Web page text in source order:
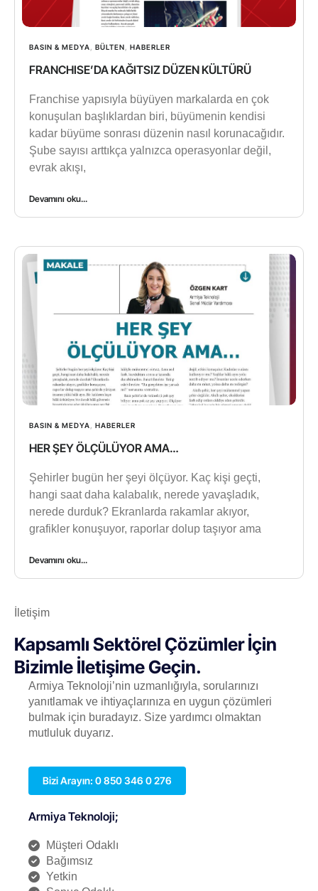
BASIN & MEDYA, BÜLTEN, HABERLER
FRANCHISE’DA KAĞITSIZ DÜZEN KÜLTÜRÜ
Franchise yapısıyla büyüyen markalarda en çok
konuşulan başlıklardan biri, büyümenin kendisi
kadar büyüme sonrası düzenin nasıl korunacağıdır.
Şube sayısı arttıkça yalnızca operasyonlar değil,
evrak akışı,
Devamını oku...
BASIN & MEDYA HABERLER
HER ŞEY ÖLÇÜLÜYOR AMA…
Şehirler bugün her şeyi ölçüyor. Kaç kişi geçti,
hangi saat daha kalabalık, nerede yavaşladık,
nerede durduk? Ekranlarda rakamlar akıyor,
grafikler konuşuyor, raporlar dolup taşıyor ama
Devamını oku...
İletişim
Kapsamlı Sektörel Çözümler İçin
Bizimle İletişime Geçin.
Armiya Teknoloji’nin uzmanlığıyla, sorularınızı
yanıtlamak ve ihtiyaçlarınıza en uygun çözümleri
bulmak için buradayız. Size yardımcı olmaktan
mutluluk duyarız.
Bizi Arayın: 0 850 346 0 276
Armiya Teknoloji;
Müşteri Odaklı
Bağımsız
Yetkin